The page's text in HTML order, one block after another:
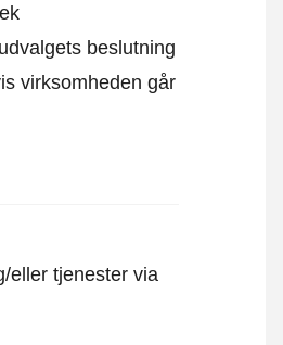
beslutning
virksomheden går
eller tjenester via